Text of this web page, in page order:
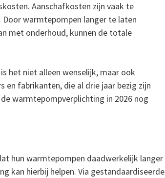
Aanschafkosten zijn vaak te
warmtepompen langer te laten
met onderhoud, kunnen de totale
het niet alleen wenselijk, maar ook
en fabrikanten, die al drie jaar bezig zijn
warmtepompverplichting in 2026 nog
hun warmtepompen daadwerkelijk langer
kan hierbij helpen. Via gestandaardiseerde